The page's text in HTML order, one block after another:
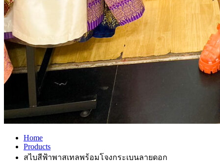
Home
Products
สไบสีฟ้าพาสเทลพร้อมโจงกระเบนลายดอก